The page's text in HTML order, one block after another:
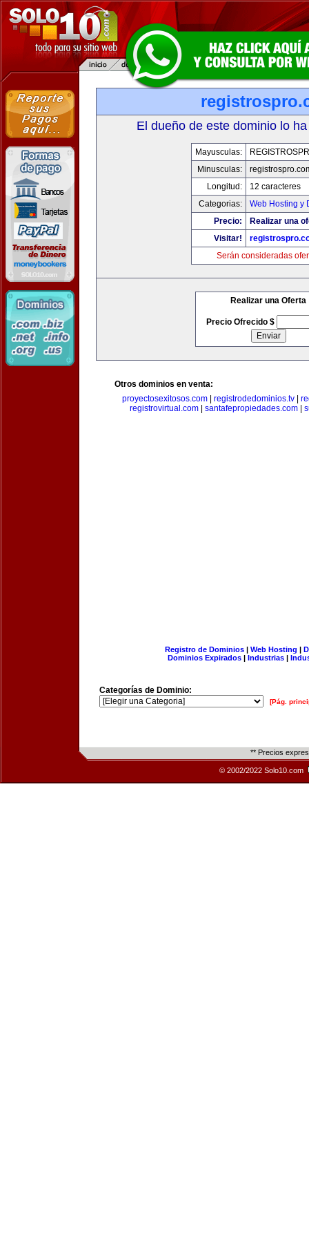
El dueño de este dominio lo
Mayusculas:
Minusculas:
Longitud:
12 caracteres
Categorias:
Web Hosting y
Precio:
Realizar una
Visitar!
Serán consideradas
Realizar una Oferta
Precio Ofrecido $
Otros dominios en venta:
proyectosexitosos.com
registrodedominios.tv
registrovirtual.com
santafepropiedades.com
Registro de Dominios| Web Hosting |
Dominios Expirados | Industrias |
Categorías de Dominio:
[Pág.
** Precios
© 2002/2022 Solo10.com